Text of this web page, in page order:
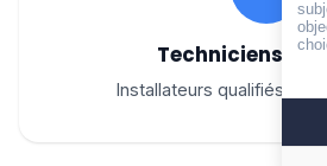
Techniciens
Installateurs qualifiés